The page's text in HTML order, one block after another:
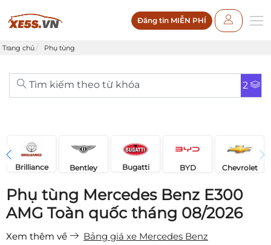
Đăng tin MIỄN PHÍ
Trang chủ Phụ tùng
Tìm kiếm theo từ khóa 2
Brilliance Bentley Bugatti BYD Chevrolet
Phụ tùng Mercedes Benz E300
AMG Toàn quốc tháng 08/2026
Xem thêm về
Bảng giá xe Mercedes Benz